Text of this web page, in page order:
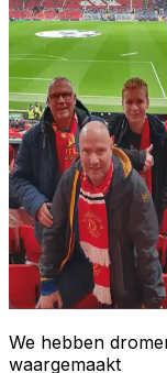
We hebben
waargemaakt